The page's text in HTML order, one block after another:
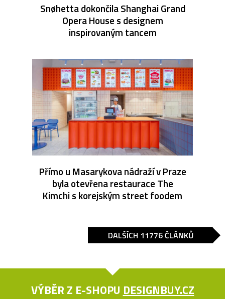
Snøhetta dokončila Shanghai Grand
Opera House s designem
inspirovaným tancem
Přímo u Masarykova nádraží v Praze
byla otevřena restaurace The
Kimchi s korejským street foodem
DALŠÍCH 11776 ČLÁNKŮ
VÝBĚR Z E-SHOPU DESIGNBUY.CZ